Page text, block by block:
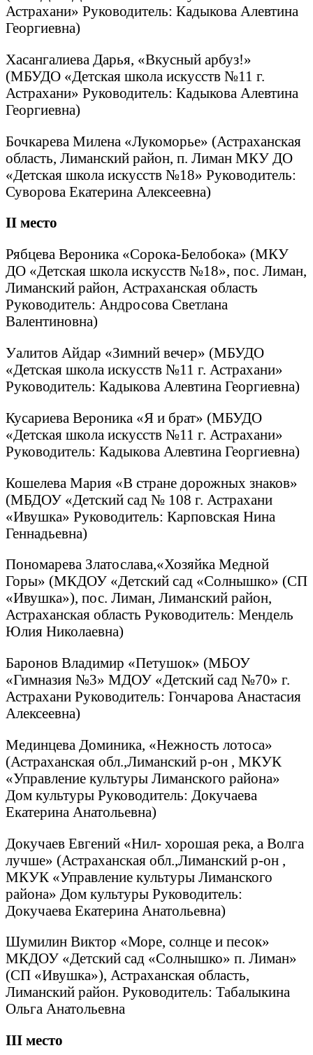
Астрахани» Руководитель: Кадыкова Алевтина
Георгиевна)
Хасангалиева Дарья, «Вкусный арбуз!»
(МБУДО «Детская школа искусств №11 г.
Астрахани» Руководитель: Кадыкова Алевтина
Георгиевна)
Бочкарева Милена «Лукоморье» (Астраханская
область, Лиманский район, п. Лиман МКУ ДО
«Детская школа искусств №18» Руководитель:
Суворова Екатерина Алексеевна)
II место
Рябцева Вероника «Сорока-Белобока» (МКУ
ДО «Детская школа искусств №18», пос. Лиман,
Лиманский район, Астраханская область
Руководитель: Андросова Светлана
Валентиновна)
Уалитов Айдар «Зимний вечер» (МБУДО
«Детская школа искусств №11 г. Астрахани»
Руководитель: Кадыкова Алевтина Георгиевна)
Кусариева Вероника «Я и брат» (МБУДО
«Детская школа искусств №11 г. Астрахани»
Руководитель: Кадыкова Алевтина Георгиевна)
Кошелева Мария «В стране дорожных знаков»
(МБДОУ «Детский сад № 108 г. Астрахани
«Ивушка» Руководитель: Карповская Нина
Геннадьевна)
Пономарева Златослава,«Хозяйка Медной
Горы» (МКДОУ «Детский сад «Солнышко» (СП
«Ивушка»), пос. Лиман, Лиманский район,
Астраханская область Руководитель: Мендель
Юлия Николаевна)
Баронов Владимир «Петушок» (МБОУ
«Гимназия №3» МДОУ «Детский сад №70» г.
Астрахани Руководитель: Гончарова Анастасия
Алексеевна)
Мединцева Доминика, «Нежность лотоса»
(Астраханская обл.,Лиманский р-он , МКУК
«Управление культуры Лиманского района»
Дом культуры Руководитель: Докучаева
Екатерина Анатольевна)
Докучаев Евгений «Нил- хорошая река, а Волга
лучше» (Астраханская обл.,Лиманский р-он ,
МКУК «Управление культуры Лиманского
района» Дом культуры Руководитель:
Докучаева Екатерина Анатольевна)
Шумилин Виктор «Море, солнце и песок»
МКДОУ «Детский сад «Солнышко» п. Лиман»
(СП «Ивушка»), Астраханская область,
Лиманский район. Руководитель: Табалыкина
Ольга Анатольевна
III место